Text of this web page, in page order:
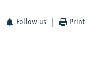
Follow us Print